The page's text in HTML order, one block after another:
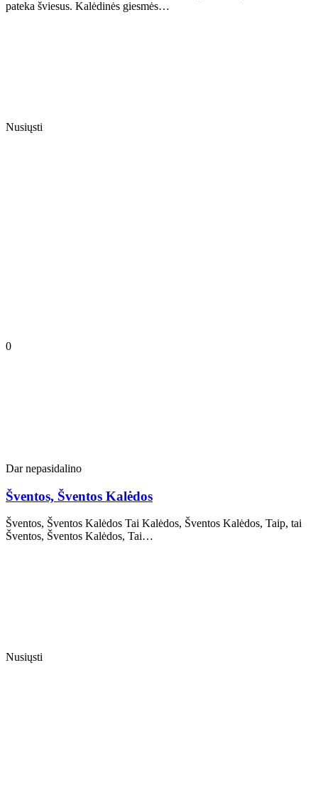
pateka šviesus. Kalėdinės giesmės…
Nusiųsti
0
Dar nepasidalino
Šventos, Šventos Kalėdos
Šventos, Šventos Kalėdos Tai Kalėdos, Šventos Kalėdos, Taip, tai
Šventos, Šventos Kalėdos, Tai…
Nusiųsti